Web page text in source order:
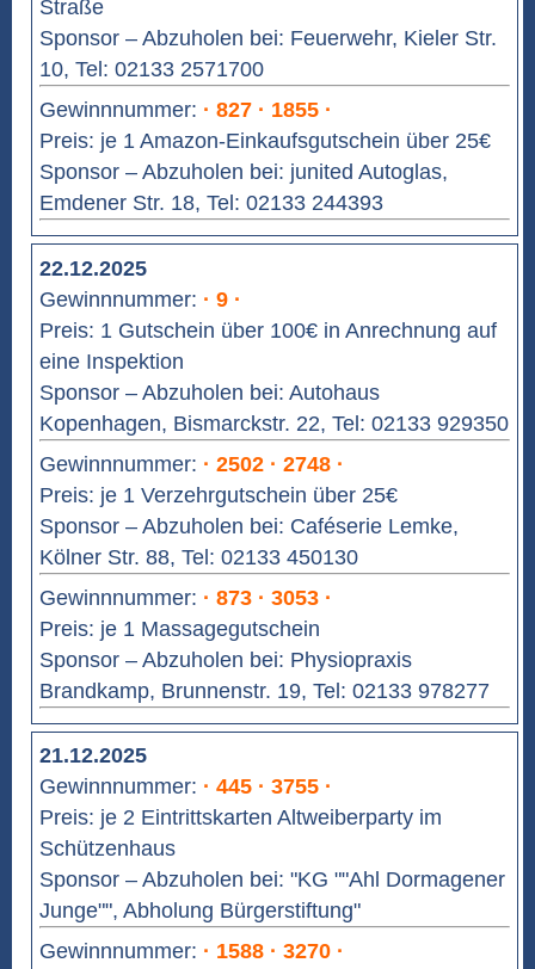
Straße
Sponsor – Abzuholen bei: Feuerwehr, Kieler Str.
10, Tel: 02133 2571700
Gewinnnummer: · 827 · 1855 ·
Preis: je 1 Amazon-Einkaufsgutschein über 25€
Sponsor – Abzuholen bei: junited Autoglas,
Emdener Str. 18, Tel: 02133 244393
22.12.2025
Gewinnnummer: · 9 ·
Preis: 1 Gutschein über 100€ in Anrechnung auf
eine Inspektion
Sponsor – Abzuholen bei: Autohaus
Kopenhagen, Bismarckstr. 22, Tel: 02133 929350
Gewinnnummer: · 2502 · 2748 ·
Preis: je 1 Verzehrgutschein über 25€
Sponsor – Abzuholen bei: Caféserie Lemke,
Kölner Str. 88, Tel: 02133 450130
Gewinnnummer: · 873 · 3053 ·
Preis: je 1 Massagegutschein
Sponsor – Abzuholen bei: Physiopraxis
Brandkamp, Brunnenstr. 19, Tel: 02133 978277
21.12.2025
Gewinnnummer: · 445 · 3755 ·
Preis: je 2 Eintrittskarten Altweiberparty im
Schützenhaus
Sponsor – Abzuholen bei: "KG ""Ahl Dormagener
Junge"", Abholung Bürgerstiftung"
Gewinnnummer: · 1588 · 3270 ·